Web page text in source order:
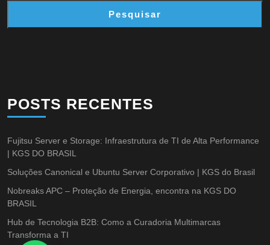
Pesquisar
POSTS RECENTES
Fujitsu Server e Storage: Infraestrutura de TI de Alta Performance
| KGS DO BRASIL
Soluções Canonical e Ubuntu Server Corporativo | KGS do Brasil
Nobreaks APC – Proteção de Energia, encontra na KGS DO
BRASIL
Hub de Tecnologia B2B: Como a Curadoria Multimarcas
Transforma a TI